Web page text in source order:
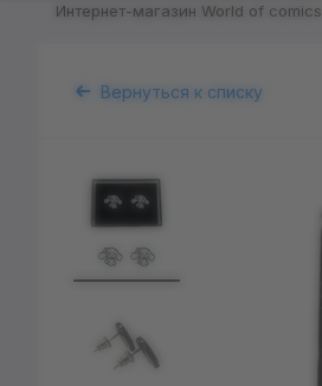
Интернет-магазин World of comics
Вернуться к списку